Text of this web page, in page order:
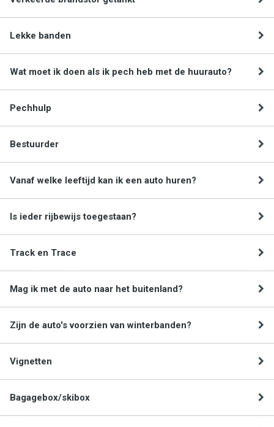
Lekke banden
Wat moet ik doen als ik pech heb met de huurauto?
Pechhulp
Bestuurder
Vanaf welke leeftijd kan ik een auto huren?
Is ieder rijbewijs toegestaan?
Track en Trace
Mag ik met de auto naar het buitenland?
Zijn de auto's voorzien van winterbanden?
Vignetten
Bagagebox/skibox